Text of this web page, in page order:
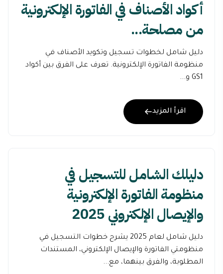
أكواد الأصناف في الفاتورة الإلكترونية
من مصلحة...
دليل شامل لخطوات تسجيل وتكويد الأصناف في
منظومة الفاتورة الإلكترونية. تعرف على الفرق بين أكواد
GS1 و...
اقرأ المزيد
دليلك الشامل للتسجيل في
منظومة الفاتورة الإلكترونية
والإيصال الإلكتروني 2025
دليل شامل لعام 2025 يشرح خطوات التسجيل في
منظومتي الفاتورة والإيصال الإلكتروني، المستندات
المطلوبة، والفرق بينهما، مع...